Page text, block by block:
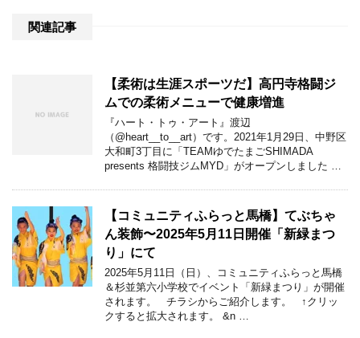
関連記事
【柔術は生涯スポーツだ】高円寺格闘ジ
ムでの柔術メニューで健康増進
『ハート・トゥ・アート』渡辺
（@heart__to__art）です。2021年1月29日、中野区
大和町3丁目に「TEAMゆでたまごSHIMADA
presents 格闘技ジムMYD」がオープンしました …
【コミュニティふらっと馬橋】てぶちゃ
ん装飾〜2025年5月11日開催「新緑まつ
り」にて
2025年5月11日（日）、コミュニティふらっと馬橋
＆杉並第六小学校でイベント「新緑まつり」が開催
されます。 チラシからご紹介します。 ↑クリッ
クすると拡大されます。 &n …